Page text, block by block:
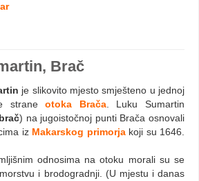
Brač
je slikovito mjesto smješteno u jednoj
straneotoka Brača. Luku Sumartin
) na jugoistočnoj punti Brača osnovali
iz Makarskog primorjakoji su 1646.
odnosima na otoku morali su se
i brodogradnji. (U mjestu i danas